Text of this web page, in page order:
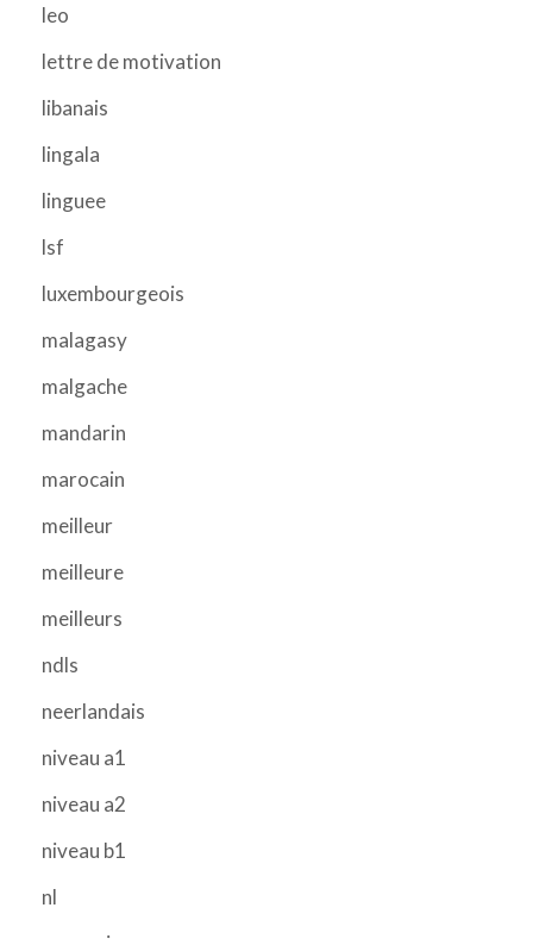
leo
lettre de motivation
libanais
lingala
linguee
lsf
luxembourgeois
malagasy
malgache
mandarin
marocain
meilleur
meilleure
meilleurs
ndls
neerlandais
niveau a1
niveau a2
niveau b1
nl